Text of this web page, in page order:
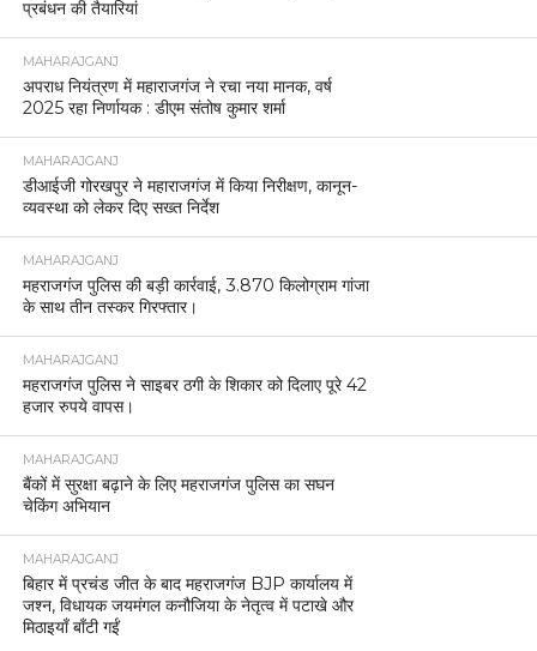
प्रबंधन की तैयारियां
MAHARAJGANJ
अपराध नियंत्रण में महाराजगंज ने रचा नया मानक, वर्ष
2025 रहा निर्णायक : डीएम संतोष कुमार शर्मा
MAHARAJGANJ
डीआईजी गोरखपुर ने महाराजगंज में किया निरीक्षण, कानून-
व्यवस्था को लेकर दिए सख्त निर्देश
MAHARAJGANJ
महराजगंज पुलिस की बड़ी कार्रवाई, 3.870 किलोग्राम गांजा
के साथ तीन तस्कर गिरफ्तार।
MAHARAJGANJ
महराजगंज पुलिस ने साइबर ठगी के शिकार को दिलाए पूरे 42
हजार रुपये वापस।
MAHARAJGANJ
बैंकों में सुरक्षा बढ़ाने के लिए महराजगंज पुलिस का सघन
चेकिंग अभियान
MAHARAJGANJ
बिहार में प्रचंड जीत के बाद महराजगंज BJP कार्यालय में
जश्न, विधायक जयमंगल कनौजिया के नेतृत्व में पटाखे और
मिठाइयाँ बाँटी गईं